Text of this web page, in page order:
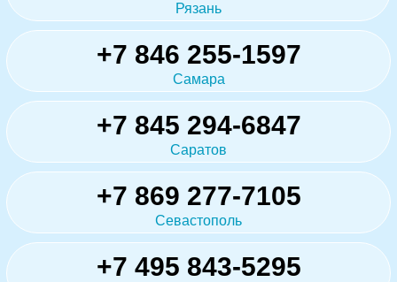
Рязань
+7 846 255-1597
Самара
+7 845 294-6847
Саратов
+7 869 277-7105
Севастополь
+7 495 843-5295